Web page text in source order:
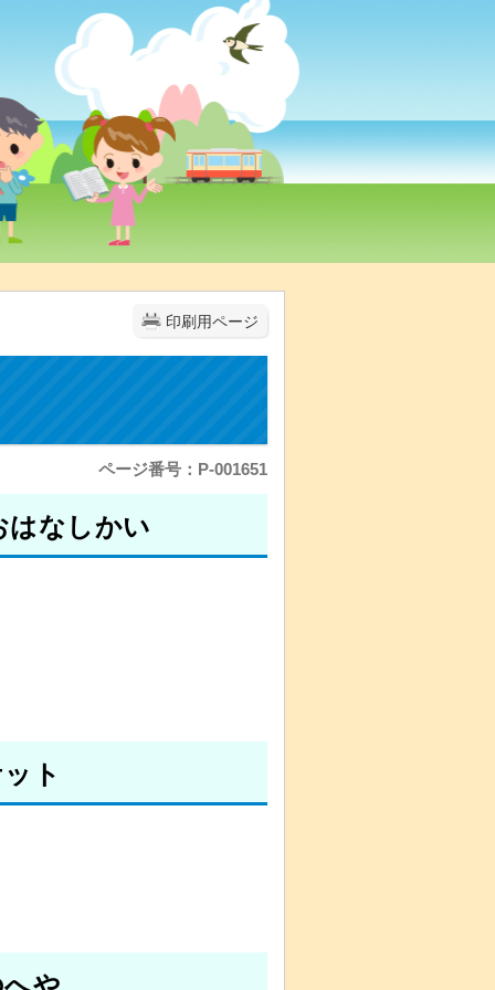
印刷用ページ
ページ番号：P-001651
はなしかい
ト